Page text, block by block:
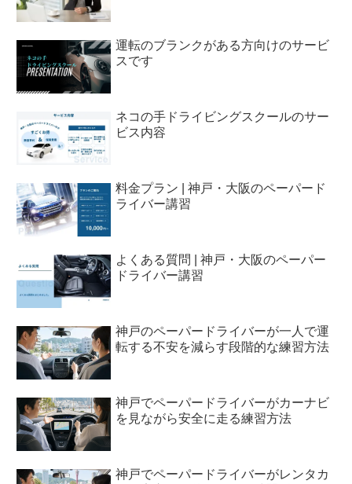
運転のブランクがある方向けのサービ
スです
ネコの手ドライビングスクールのサー
ビス内容
料金プラン | 神戸・大阪のペーパード
ライバー講習
よくある質問 | 神戸・大阪のペーパー
ドライバー講習
神戸のペーパードライバーが一人で運
転する不安を減らす段階的な練習方法
神戸でペーパードライバーがカーナビ
を見ながら安全に走る練習方法
神戸でペーパードライバーがレンタカ